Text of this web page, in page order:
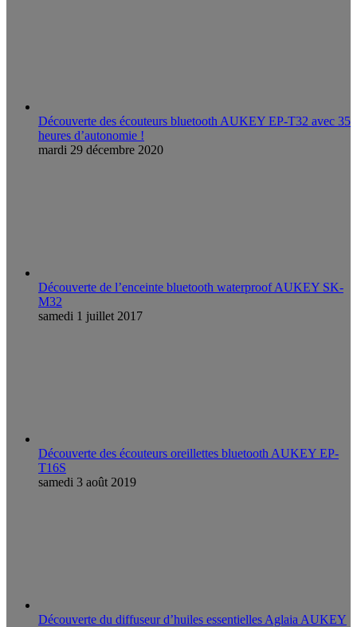
Découverte des écouteurs bluetooth AUKEY EP-T32 avec 35
heures d’autonomie !
mardi 29 décembre 2020
Découverte de l’enceinte bluetooth waterproof AUKEY SK-
M32
samedi 1 juillet 2017
Découverte des écouteurs oreillettes bluetooth AUKEY EP-
T16S
samedi 3 août 2019
Découverte du diffuseur d’huiles essentielles Aglaia AUKEY